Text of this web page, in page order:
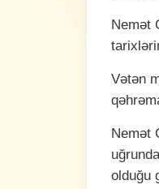
Nemət
Vətən
Nemət
olduğu